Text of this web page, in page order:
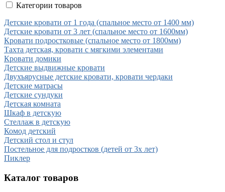
Категории товаров
Детские кровати от 1 года (спальное место от 1400 мм)
Детские кровати от 3 лет (спальное место от 1600мм)
Кровати подростковые (спальное место от 1800мм)
Тахта детская, кровати с мягкими элементами
Кровати домики
Детские выдвижные кровати
Двухъярусные детские кровати, кровати чердаки
Детские матрасы
Детские сундуки
Детская комната
Шкаф в детскую
Стеллаж в детскую
Комод детский
Детский стол и стул
Постельное для подростков (детей от 3х лет)
Пиклер
Каталог товаров